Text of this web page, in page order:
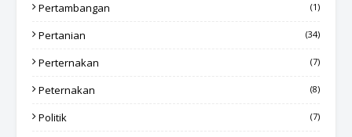
Pertambangan (1)
Pertanian (34)
Perternakan (7)
Peternakan (8)
Politik (7)